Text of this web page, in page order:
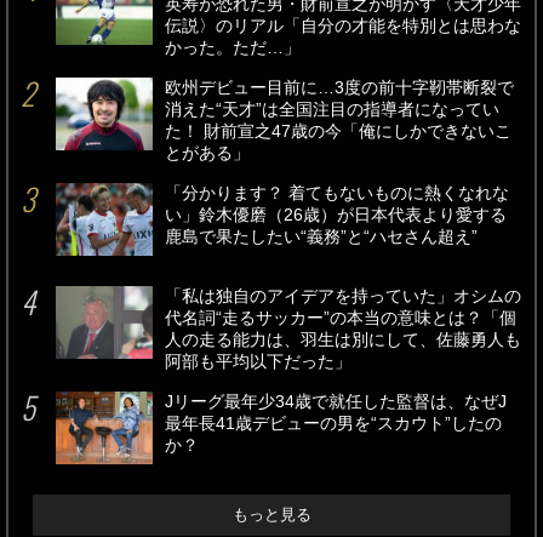
英寿が恐れた男・財前宣之が明かす〈天才少年
伝説〉のリアル「自分の才能を特別とは思わな
かった。ただ…」
欧州デビュー目前に…3度の前十字靭帯断裂で
消えた“天才”は全国注目の指導者になってい
た！ 財前宣之47歳の今「俺にしかできないこ
とがある」
「分かります？ 着てもないものに熱くなれな
い」鈴木優磨（26歳）が日本代表より愛する
鹿島で果たしたい“義務”と“ハセさん超え”
「私は独自のアイデアを持っていた」オシムの
代名詞“走るサッカー”の本当の意味とは？「個
人の走る能力は、羽生は別にして、佐藤勇人も
阿部も平均以下だった」
Jリーグ最年少34歳で就任した監督は、なぜJ
最年長41歳デビューの男を“スカウト”したの
か？
もっと見る